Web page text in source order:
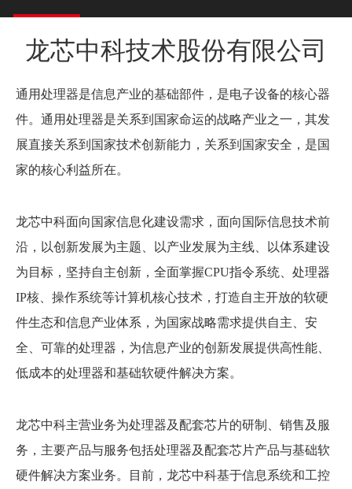
龙芯中科技术股份有限公司
通用处理器是信息产业的基础部件，是电子设备的核心器
件。通用处理器是关系到国家命运的战略产业之一，其发
展直接关系到国家技术创新能力，关系到国家安全，是国
家的核心利益所在。
龙芯中科面向国家信息化建设需求，面向国际信息技术前
沿，以创新发展为主题、以产业发展为主线、以体系建设
为目标，坚持自主创新，全面掌握CPU指令系统、处理器
IP核、操作系统等计算机核心技术，打造自主开放的软硬
件生态和信息产业体系，为国家战略需求提供自主、安
全、可靠的处理器，为信息产业的创新发展提供高性能、
低成本的处理器和基础软硬件解决方案。
龙芯中科主营业务为处理器及配套芯片的研制、销售及服
务，主要产品与服务包括处理器及配套芯片产品与基础软
硬件解决方案业务。目前，龙芯中科基于信息系统和工控